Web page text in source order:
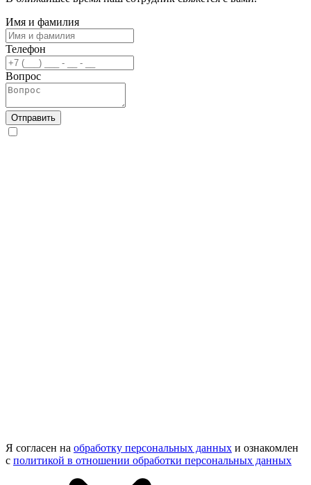
Имя и фамилия
Телефон
Вопрос
Отправить
Я согласен на обработку персональных данных и ознакомлен
с политикой в отношении обработки персональных данных